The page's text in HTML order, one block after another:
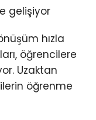
gelişiyor
hızla
öğrencilere
Uzaktan
öğrenme